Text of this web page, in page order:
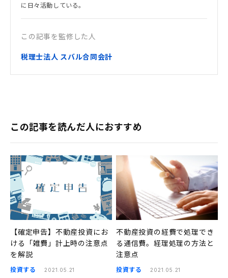
に日々活動している。
この記事を監修した人
税理士法人 スバル合同会計
この記事を読んだ人におすすめ
【確定申告】不動産投資にお
ける「雑費」計上時の注意点
を解説
投資する 2021.05.21
不動産投資の経費で処理でき
る通信費。経理処理の方法と
注意点
投資する 2021.05.21